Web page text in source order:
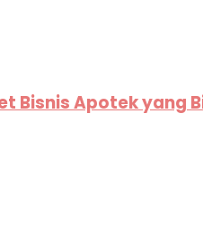
Bisnis Apotek yang